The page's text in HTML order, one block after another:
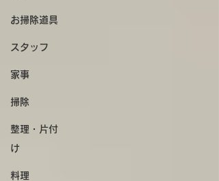
お掃除道具
スタッフ
家事
掃除
整理・片付
け
料理